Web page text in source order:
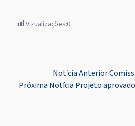
Vizualizações:0
NavegaçãoNotícia Anterior
Próxima Notícia Projeto